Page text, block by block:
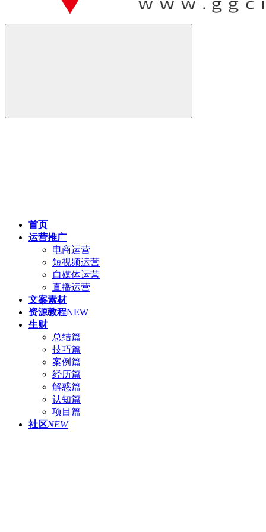
首页
运营推广
电商运营
短视频运营
自媒体运营
直播运营
文案素材
资源教程NEW
生财
总结篇
技巧篇
案例篇
经历篇
解惑篇
认知篇
项目篇
社区NEW